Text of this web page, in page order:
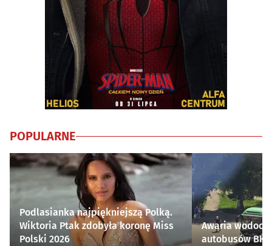
POPULARNE
Podlasianka najpiękniejszą Polką.
Wiktoria Ptak zdobyła koronę Miss
Polski 2026
Awaria
autobusów